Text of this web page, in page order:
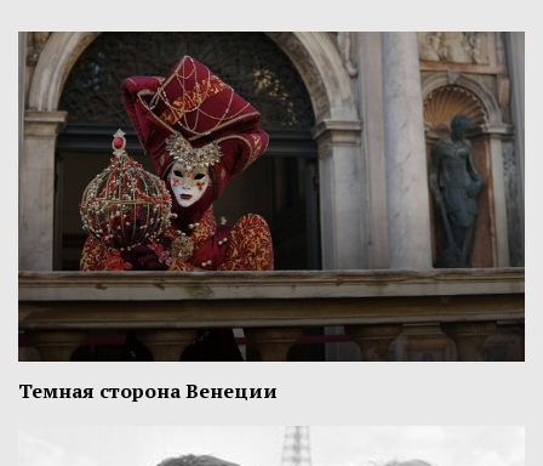
Темная сторона Венеции